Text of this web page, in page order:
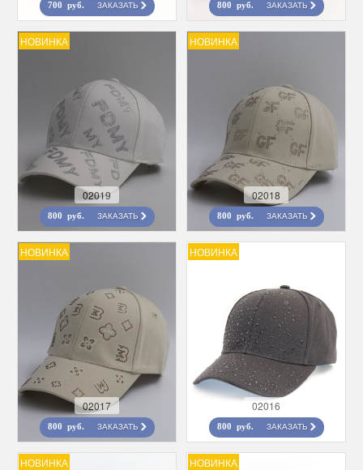
700 руб. ЗАКАЗАТЬ 800 руб. ЗАКАЗАТЬ
НОВИНКА
02019
800 руб. ЗАКАЗАТЬ
НОВИНКА
02018
800 руб. ЗАКАЗАТЬ
НОВИНКА
02017
800 руб. ЗАКАЗАТЬ
НОВИНКА
02016
800 руб. ЗАКАЗАТЬ
НОВИНКА НОВИНКА